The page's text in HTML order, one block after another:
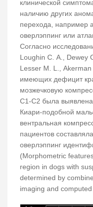
клинической
наличию других
перехода, например
оверлэппинг или
Согласно
Loughin C. A., Dewey
Lesser M. L., Akerman
имеющих дефицит
мозжечковую
С1-С2 была выявлена
Киари-подобной
вентральная
пациентов
оверлэппинг
(Morphometric
region in dogs with
determined by
imaging and